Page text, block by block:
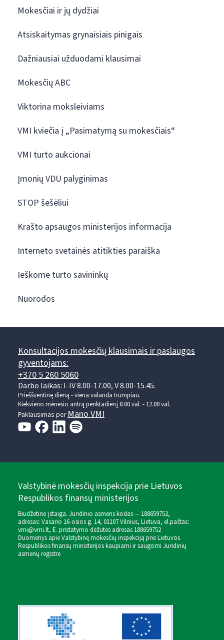
Mokesčiai ir jų dydžiai
Atsiskaitymas grynaisiais pinigais
Dažniausiai užduodami klausimai
Mokesčių ABC
Viktorina moksleiviams
VMI kviečia į „Pasimatymą su mokesčiais“
VMI turto aukcionai
Įmonių VDU palyginimas
STOP šešėliui
Krašto apsaugos ministerijos informacija
Interneto svetainės atitikties paraiška
Ieškome turto savininkų
Nuorodos
Konsultacijos mokesčių klausimais ir paslaugos
gyventojams:
+370 5 260 5060
Darbo laikas: I-IV 8.00-17.00, V 8.00-15.45.
Prieššventinę dieną - viena valanda trumpiau.
Kiekvieno mėnesio antrą penktadienį 8.00 val. - 12.00 val.
Paklausimas perMano VMI
Valstybinė mokesčių inspekcija prie Lietuvos
Respublikos finansų ministerijos
Biudžetinė įstaiga. Juridinio asmens kodas — 188659752,
adresas: Vasario 16-osios g. 14, 01107 Vilnius, Lietuva, el.paštas:
vmi@vmi.lt, E. pristatymo dėžutės adresas 188659752
Duomenys apie Valstybinę mokesčių inspekciją prie Lietuvos
Respublikos finansų ministerijos kaupiami ir saugomi Juridinių
asmenų registre